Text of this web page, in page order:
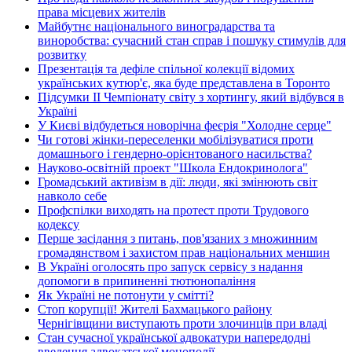
права місцевих жителів
Майбутнє національного виноградарства та
виноробства: сучасний стан справ і пошуку стимулів для
розвитку
Презентація та дефіле спільної колекції відомих
українських кутюр'є, яка буде представлена в Торонто
Підсумки ІІ Чемпіонату світу з хортингу, який відбувся в
Україні
У Києві відбудеться новорічна феєрія "Холодне серце"
Чи готові жінки-переселенки мобілізуватися проти
домашнього і гендерно-орієнтованого насильства?
Науково-освітній проект "Школа Ендокринолога"
Громадський активізм в дії: люди, які змінюють світ
навколо себе
Профспілки виходять на протест проти Трудового
кодексу
Перше засідання з питань, пов'язаних з множинним
громадянством і захистом прав національних меншин
В Україні оголосять про запуск сервісу з надання
допомоги в припиненні тютюнопаління
Як Україні не потонути у смітті?
Стоп корупції! Жителі Бахмацького району
Чернігівщини виступають проти злочинців при владі
Стан сучасної української адвокатури напередодні